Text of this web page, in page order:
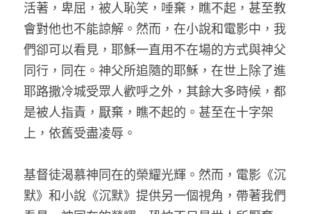
活著，卑屈，被人恥笑，唾棄，瞧不起，甚至教
會對他也不能諒解。然而，在小說和電影中，我
們卻可以看見，耶穌一直用不在場的方式與神父
同行，同在。神父所追隨的耶穌，在世上除了進
耶路撒冷城受眾人歡呼之外，其餘大多時候，都
是被人指責，厭棄，瞧不起的。甚至在十字架
上，依舊受盡凌辱。
基督徒渴慕神同在的榮耀光輝。然而，電影《沉
默》和小說《沉默》提供另一個視角，帶著我們